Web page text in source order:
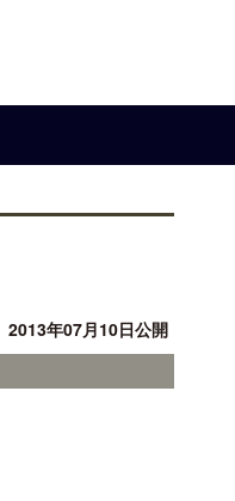
2013年07月10日公開